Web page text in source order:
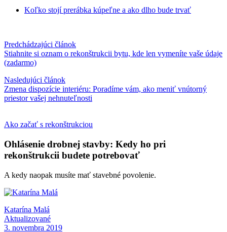
Koľko stojí prerábka kúpeľne a ako dlho bude trvať
Predchádzajúci článok
Stiahnite si oznam o rekonštrukcii bytu, kde len vymeníte vaše údaje
(zadarmo)
Nasledujúci článok
Zmena dispozície interiéru: Poradíme vám, ako meniť vnútorný
priestor vašej nehnuteľnosti
Ako začať s rekonštrukciou
Ohlásenie drobnej stavby: Kedy ho pri
rekonštrukcii budete potrebovať
A kedy naopak musíte mať stavebné povolenie.
Katarína Malá
Aktualizované
3. novembra 2019